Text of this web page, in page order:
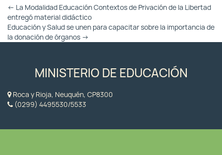
Otras
Entradas
← La Modalidad Educación Contextos de Privación de la Libertad
entregó material didáctico
Educación y Salud se unen para capacitar sobre la importancia de
la donación de órganos →
MINISTERIO DE EDUCACIÓN
Roca y Rioja, Neuquén, CP8300
(0299) 4495530/5533